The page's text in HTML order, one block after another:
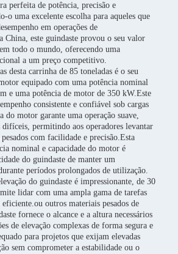
perfeita de potência, precisão e
o uma excelente escolha para aqueles que
em operações de
China, este guindaste provou o seu valor
todo o mundo, oferecendo uma
a um preço competitivo.
desta carrinha de 85 toneladas é o seu
equipado com uma potência nominal
e uma potência de motor de 350 kW.Este
consistente e confiável sob cargas
do motor garante uma operação suave,
difíceis, permitindo aos operadores levantar
com facilidade e precisão.Esta
nominal e capacidade do motor é
do guindaste de manter um
períodos prolongados de utilização.
do guindaste é impressionante, de 30
lidar com uma ampla gama de tarefas
outros materiais pesados de
fornece o alcance e a altura necessários
de elevação complexas de forma segura e
para projetos que exijam elevadas
sem comprometer a estabilidade ou o